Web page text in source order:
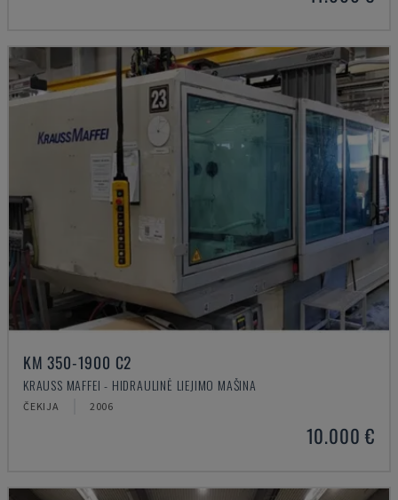
KM 350-1900 C2
KRAUSS MAFFEI - HIDRAULINĖ LIEJIMO MAŠINA
ČEKIJA 2006
10.000 €